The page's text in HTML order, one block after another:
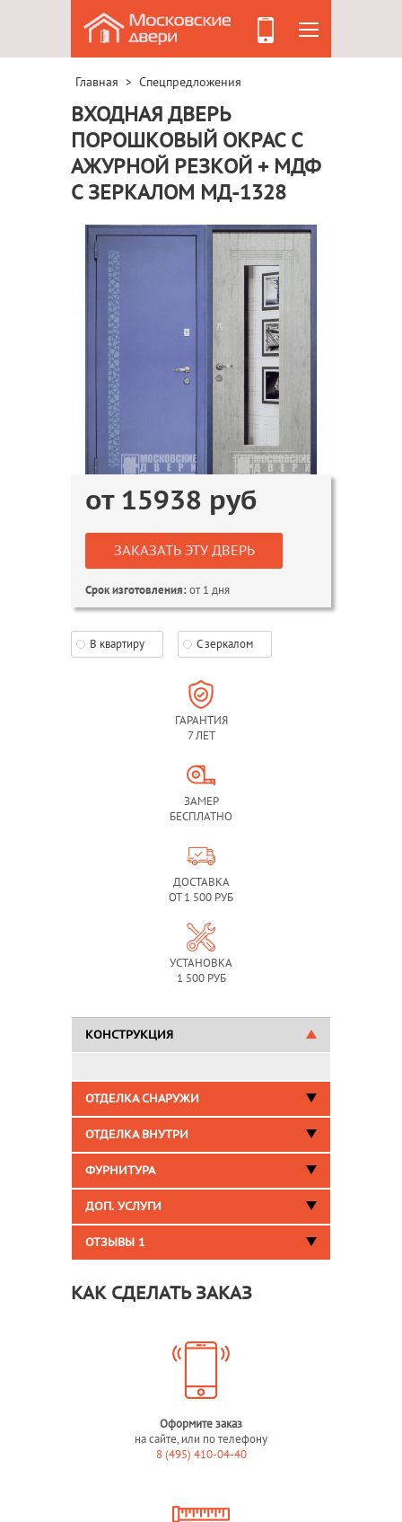
Главная > Спецпредложения
ВХОДНАЯ ДВЕРЬ
ПОРОШКОВЫЙ ОКРАС С
АЖУРНОЙ РЕЗКОЙ + МДФ
С ЗЕРКАЛОМ МД-1328
от 15938 руб
ЗАКАЗАТЬ ЭТУ ДВЕРЬ
Срок изготовления:от 1 дня
В квартиру С зеркалом
ГАРАНТИЯ
7 ЛЕТ
ЗАМЕР
БЕСПЛАТНО
ДОСТАВКА
ОТ 1 500 РУБ
УСТАНОВКА
1 500 РУБ
КОНСТРУКЦИЯ
ОТДЕЛКА СНАРУЖИ
ОТДЕЛКА ВНУТРИ
ФУРНИТУРА
ДОП. УСЛУГИ
ОТЗЫВЫ 1
КАК СДЕЛАТЬ ЗАКАЗ
Оформите заказ
на сайте, или по телефону
8 (495) 410-04-40